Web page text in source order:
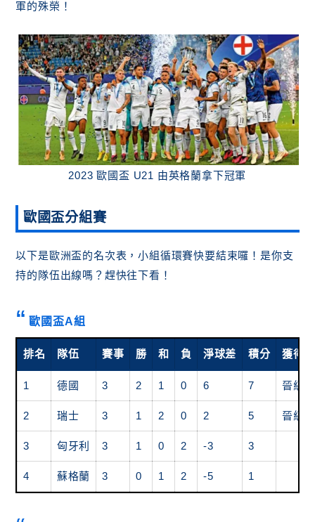
軍的殊榮！
2023 歐國盃 U21 由英格蘭拿下冠軍
歐國盃分組賽
以下是歐洲盃的名次表，小組循環賽快要結束囉！是你支
持的隊伍出線嗎？趕快往下看！
歐國盃A組
排名 隊伍 賽事 勝 和 負 淨球差 積分 獲得
1 德國 3 2 1 0 6 7 晉級
2 瑞士 3 1 2 0 2 5 晉級
3 匈牙利 3 1 0 2 -3 3
4 蘇格蘭 3 0 1 2 -5 1